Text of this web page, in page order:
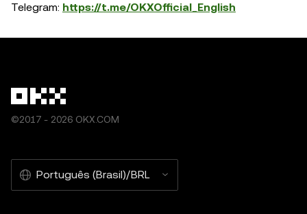
Telegram: https://t.me/OKXOfficial_English
©2017 - 2026 OKX.COM
Português (Brasil)/BRL